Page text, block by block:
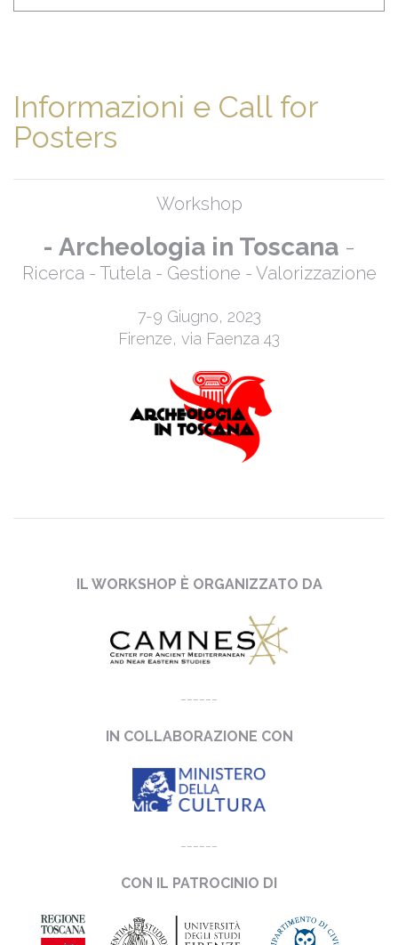
Informazioni e Call for
Posters
Workshop
- Archeologia in Toscana -
Ricerca - Tutela - Gestione - Valorizzazione
7-9 Giugno, 2023
Firenze, via Faenza 43
IL WORKSHOP È ORGANIZZATO DA
IN COLLABORAZIONE CON
CON IL PATROCINIO DI